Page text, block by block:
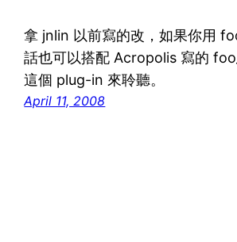
拿 jnlin 以前寫的改，如果你用
話也可以搭配 Acropolis 寫的
這個 plug-in 來聆聽。
April 11, 2008